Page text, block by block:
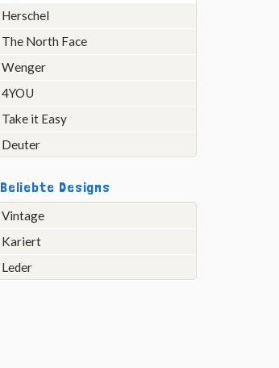
Herschel
The North Face
Wenger
4YOU
Take it Easy
Deuter
Beliebte Designs
Vintage
Kariert
Leder